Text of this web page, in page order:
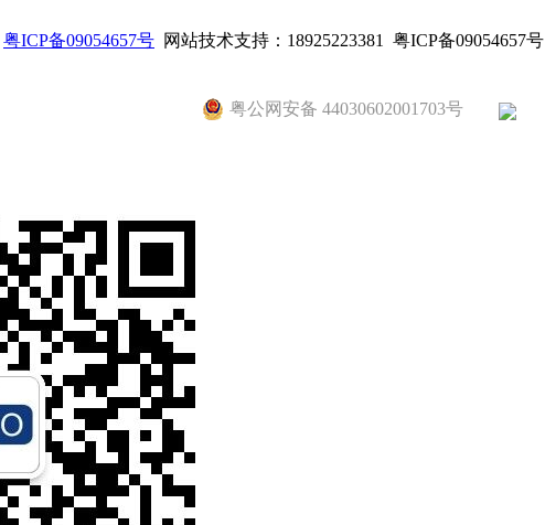
粤ICP备09054657号 网站技术支持：18925223381 粤ICP备09054657号
粤公网安备 44030602001703号